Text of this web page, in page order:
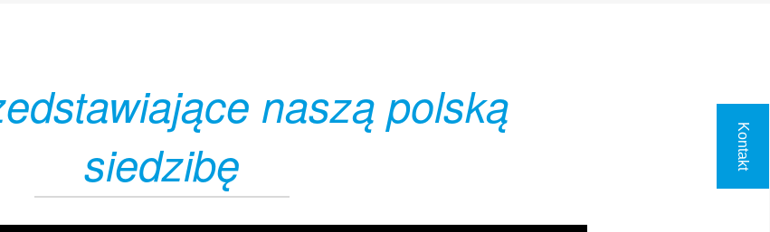
naszą polską
siedzibę
Kontakt